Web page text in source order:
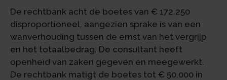
De rechtbank acht de boetes van € 172.250
disproportioneel, aangezien sprake is van een
wanverhouding tussen de ernst van het vergrijp
en het totaalbedrag. De consultant heeft
openheid van zaken gegeven en meegewerkt.
De rechtbank matigt de boetes tot € 50.000 in